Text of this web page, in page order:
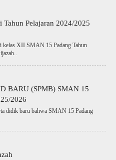
Tahun Pelajaran 2024/2025
kelas XII SMAN 15 Padang Tahun
BARU (SPMB) SMAN 15
2026
didik baru bahwa SMAN 15 Padang